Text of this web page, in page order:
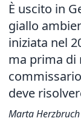
È uscito in
giallo
iniziata nel
ma prima di
deve
Marta Herzbruch